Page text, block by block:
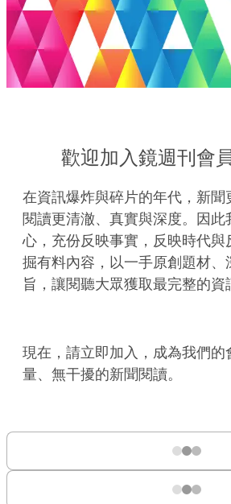
歡迎加入鏡週刊會
在資訊爆炸與碎片的年代，新聞
閱讀更清澈、真實與深度。因此
心，充份反映事實，反映時代
掘有料內容，以一手原創題材、
旨，讓閱聽大眾獲取最完整的資
現在，請立即加入，成為我們的
量、無干擾的新聞閱讀。